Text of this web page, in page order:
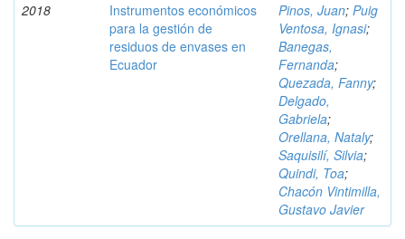
2018
Instrumentos económicos
para la gestión de
residuos de envases en
Ecuador
Pinos, Juan; Puig
Ventosa, Ignasi;
Banegas,
Fernanda;
Quezada, Fanny;
Delgado,
Gabriela;
Orellana, Nataly;
Saquisilí, Silvia;
Quindi, Toa;
Chacón Vintimilla,
Gustavo Javier